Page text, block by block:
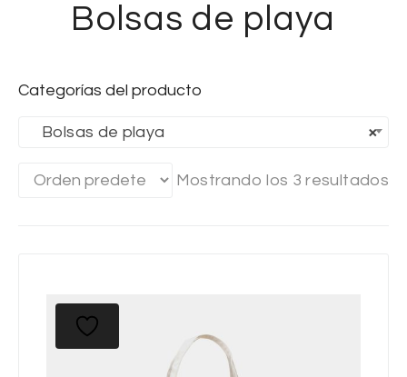
Bolsas de playa
Categorías del producto
×
Bolsas de playa
Mostrando los 3 resultados